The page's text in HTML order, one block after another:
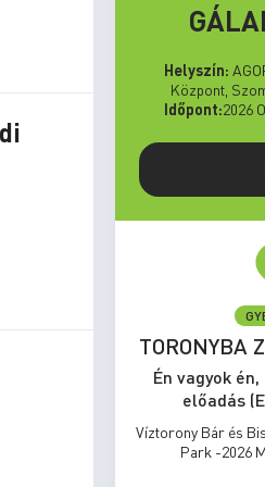
Helyszín:
Központ,
Időpont:2026
TORONYBA
Én vagyok
előadás
Víztorony Bár és
Park -2026